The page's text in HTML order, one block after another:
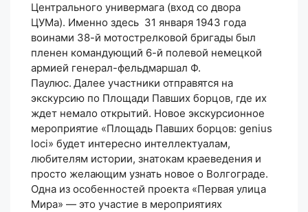
Центрального универмага (вход со двора
ЦУМа). Именно здесь 31 января 1943 года
воинами 38-й мотострелковой бригады был
пленен командующий 6-й полевой немецкой
армией генерал-фельдмаршал Ф.
Паулюс. Далее участники отправятся на
экскурсию по Площади Павших борцов, где их
ждет немало открытий. Новое экскурсионное
мероприятие «Площадь Павших борцов: genius
loci» будет интересно интеллектуалам,
любителям истории, знатокам краеведения и
просто желающим узнать новое о Волгограде.
Одна из особенностей проекта «Первая улица
Мира» — это участие в мероприятиях